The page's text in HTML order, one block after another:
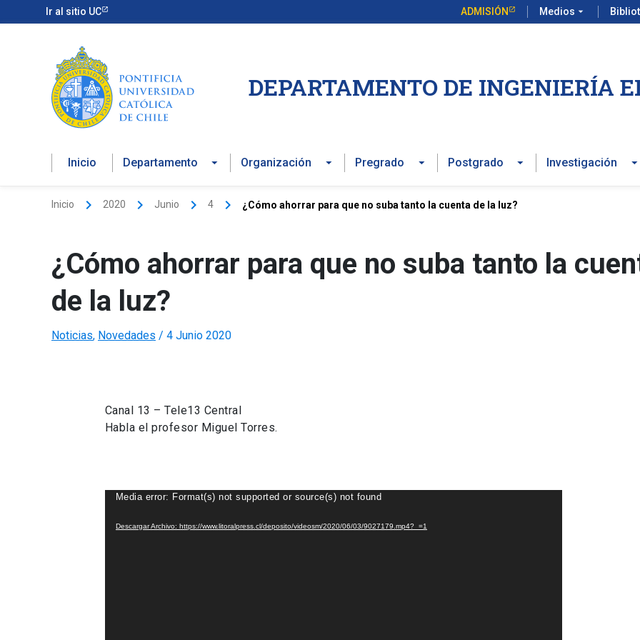
al
Ir al sitio UC ADMISIÓN Medios arrow_drop_down
DEPARTAMENTO DE INGENIERÍA
Inicio Departamento Organización Pregrado Postgrado Investigación
Inicio 2020 Junio 4 ¿Cómo ahorrar para que no suba tanto la cuenta de la luz?
¿Cómo ahorrar para que no suba tanto la
de la luz?
Noticias, Novedades / 4 Junio 2020
Canal 13 – Tele13 Central
Habla el profesor Miguel Torres.
Reproductor
Video
Media error: Format(s) not supported or source(s) not found
Descargar Archivo: https://www.litoralpress.cl/deposito/videosm/2020/06/03/9027179.mp4?_=1